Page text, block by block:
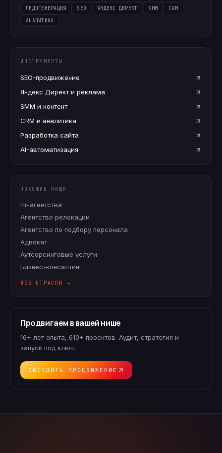
ЛИДОГЕНЕРАЦИЯ SEO ЯНДЕКС ДИРЕКТ SMM
CRM
АНАЛИТИКА
ИНСТРУМЕНТЫ
SEO-продвижение
Яндекс Директ и реклама
SMM и контент
CRM и аналитика
Разработка сайта
AI-автоматизация
ПОХОЖИЕ НИШИ
Hr-агентства
Агентство релокации
Агентство по подбору персонала
Адвокат
Аутсорсинговые услуги
Бизнес-консалтинг
ВСЕ ОТРАСЛИ →
Продвигаем в вашей нише
16+ лет опыта, 610+ проектов. Аудит, стратегия и
запуск под ключ.
ОБСУДИТЬ ПРОДВИЖЕНИЕ